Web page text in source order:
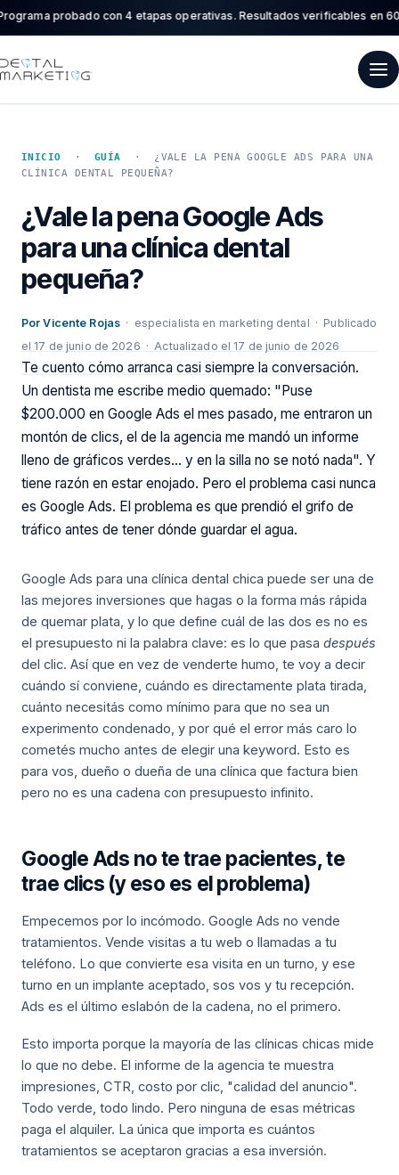
probado con 4 etapas operativas. Resultados verificables en 60 a 90
INICIO ·GUÍA · ¿VALE LA PENA GOOGLE ADS PARA UNA
CLÍNICA DENTAL PEQUEÑA?
¿Vale la pena Google Ads
para una clínica dental
pequeña?
Por Vicente Rojas · especialista en marketing dental · Publicado
el 17 de junio de 2026 · Actualizado el 17 de junio de 2026
Te cuento cómo arranca casi siempre la conversación.
Un dentista me escribe medio quemado: "Puse
$200.000 en Google Ads el mes pasado, me entraron un
montón de clics, el de la agencia me mandó un informe
lleno de gráficos verdes… y en la silla no se notó nada". Y
tiene razón en estar enojado. Pero el problema casi nunca
es Google Ads. El problema es que prendió el grifo de
tráfico antes de tener dónde guardar el agua.
Google Ads para una clínica dental chica puede ser una de
las mejores inversiones que hagas o la forma más rápida
de quemar plata, y lo que define cuál de las dos es no es
el presupuesto ni la palabra clave: es lo que pasa después
del clic. Así que en vez de venderte humo, te voy a decir
cuándo sí conviene, cuándo es directamente plata tirada,
cuánto necesitás como mínimo para que no sea un
experimento condenado, y por qué el error más caro lo
cometés mucho antes de elegir una keyword. Esto es
para vos, dueño o dueña de una clínica que factura bien
pero no es una cadena con presupuesto infinito.
Google Ads no te trae pacientes, te
trae clics (y eso es el problema)
Empecemos por lo incómodo. Google Ads no vende
tratamientos. Vende visitas a tu web o llamadas a tu
teléfono. Lo que convierte esa visita en un turno, y ese
turno en un implante aceptado, sos vos y tu recepción.
Ads es el último eslabón de la cadena, no el primero.
Esto importa porque la mayoría de las clínicas chicas mide
lo que no debe. El informe de la agencia te muestra
impresiones, CTR, costo por clic, "calidad del anuncio".
Todo verde, todo lindo. Pero ninguna de esas métricas
paga el alquiler. La única que importa es cuántos
tratamientos se aceptaron gracias a esa inversión.